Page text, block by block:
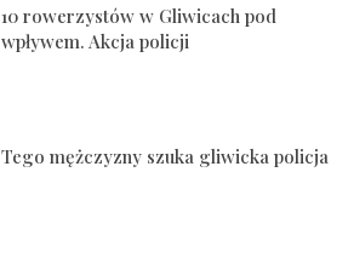
10 rowerzystów w Gliwicach pod
wpływem. Akcja policji
Tego mężczyzny szuka gliwicka policja